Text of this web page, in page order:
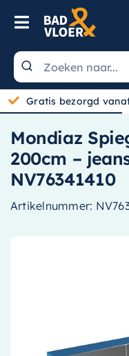
Skip to content
Toggle
Wastafels
Toiletten
Spiegels
Kranen
Douche
Gratis bezorgd
Mondiaz
200cm –
NV76341410
Artikelnummer: